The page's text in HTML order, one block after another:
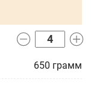
650 грамм